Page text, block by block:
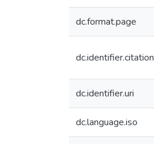
dc.format.page
dc.identifier.citation
dc.identifier.uri
dc.language.iso